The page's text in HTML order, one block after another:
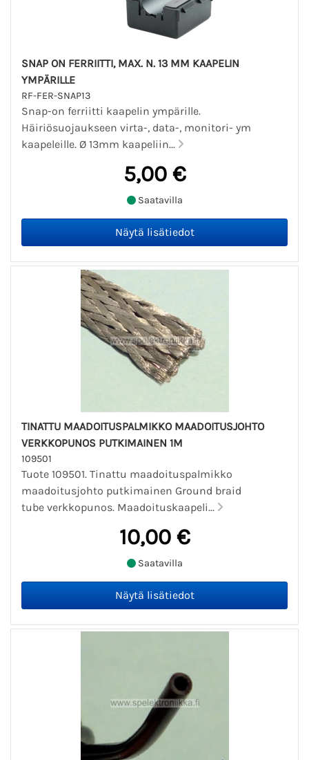
SNAP ON FERRIITTI, MAX. N. 13 MM KAAPELIN
YMPÄRILLE
RF-FER-SNAP13
Snap-on ferriitti kaapelin ympärille.
Häiriösuojaukseen virta-, data-, monitori- ym
kaapeleille. Ø 13mm kaapeliin...
5,00 €
Saatavilla
TINATTU MAADOITUSPALMIKKO MAADOITUSJOHTO
VERKKOPUNOS PUTKIMAINEN 1M
109501
Tuote 109501. Tinattu maadoituspalmikko
maadoitusjohto putkimainen Ground braid
tube verkkopunos. Maadoituskaapeli...
10,00 €
Saatavilla